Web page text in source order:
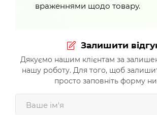
враженнями щодо товару.
Залишити
Дякуємо нашим клієнтам за
нашу роботу. Для того, щоб
просто заповніть форму